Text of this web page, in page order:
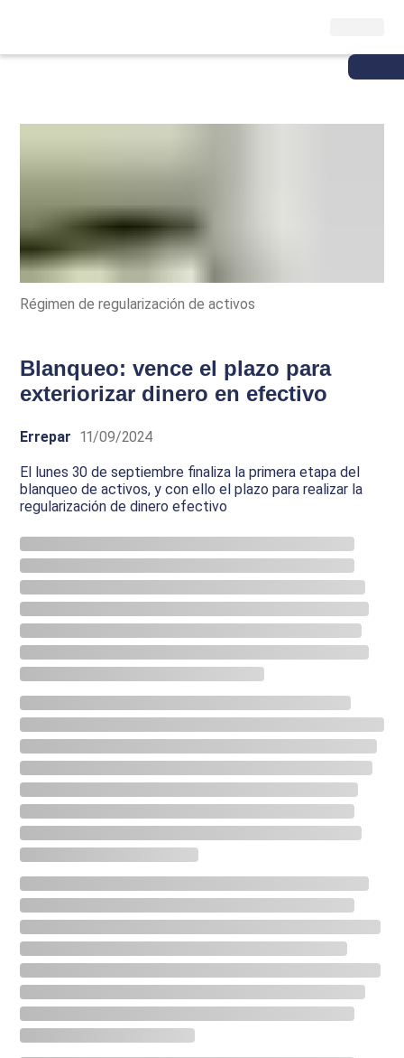
Régimen de regularización de activos
Blanqueo: vence el plazo para
exteriorizar dinero en efectivo
Errepar 11/09/2024
El lunes 30 de septiembre finaliza la primera etapa del
blanqueo de activos, y con ello el plazo para realizar la
regularización de dinero efectivo